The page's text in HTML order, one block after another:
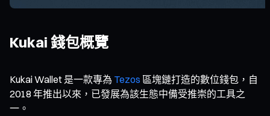
Kukai 錢包概覽
Kukai Wallet 是一款專為 Tezos 區塊鏈打造的數位錢包，自
2018 年推出以來，已發展為該生態中備受推崇的工具之
一。